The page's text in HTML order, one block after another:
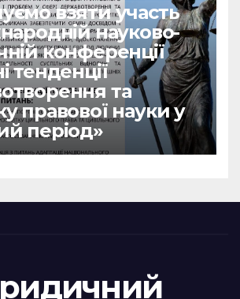
взяти участь
науково-
конференції
тенденції
та
правової науки у
період»